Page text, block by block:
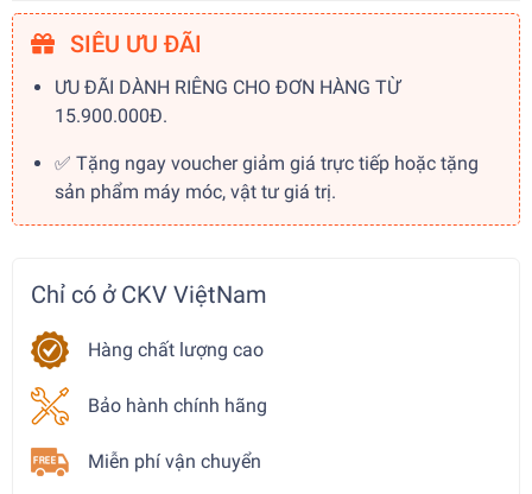
SIÊU ƯU ĐÃI
ƯU ĐÃI DÀNH RIÊNG CHO ĐƠN HÀNG TỪ
15.900.000Đ.
✅ Tặng ngay voucher giảm giá trực tiếp hoặc tặng
sản phẩm máy móc, vật tư giá trị.
Chỉ có ở CKV ViệtNam
Hàng chất lượng cao
Bảo hành chính hãng
Miễn phí vận chuyển